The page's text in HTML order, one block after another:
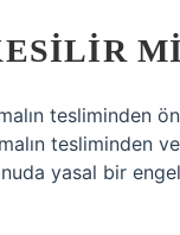
tesliminden
tesliminden
yasal bir engel